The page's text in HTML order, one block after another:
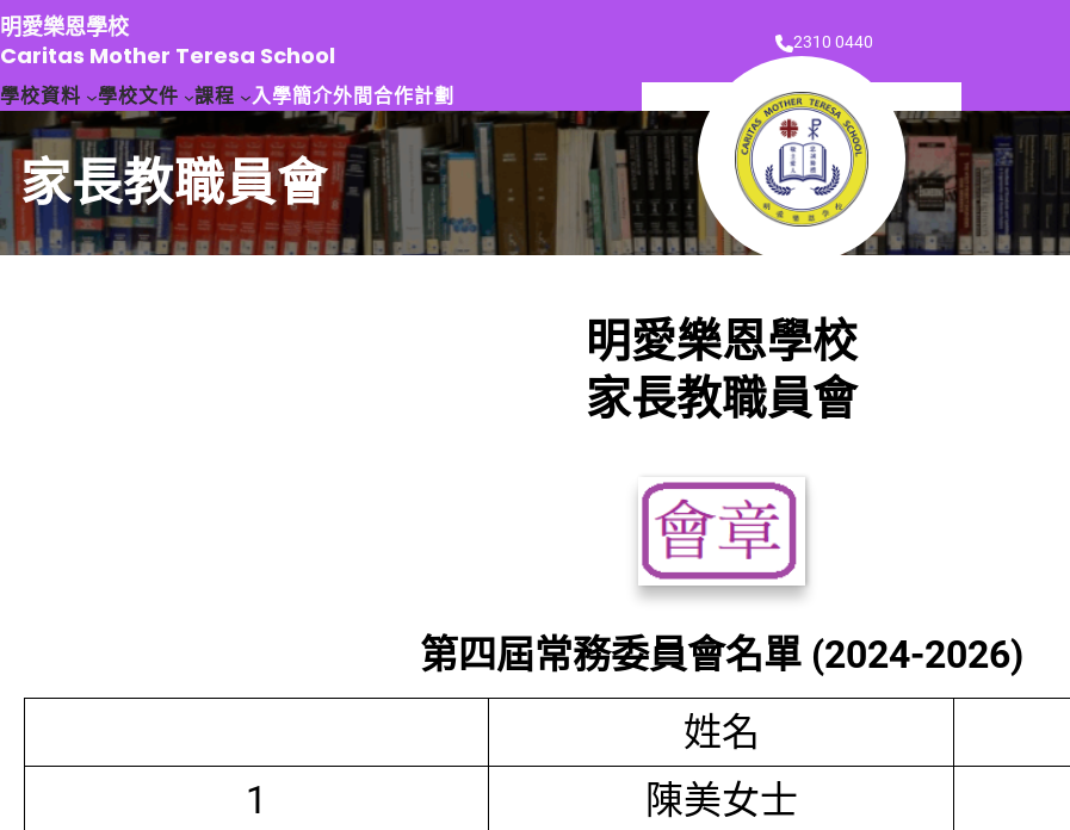
跳
至
主
要
容
明愛樂恩學校
Caritas Mother Teresa School
2310 0440
學校資料 學校文件 課程 入學簡介外間合作計劃
家長教職員會
明愛樂恩學校
家長教職員會
第四屆常務委員會名單 (2024-2026)
姓名
1
陳美女士